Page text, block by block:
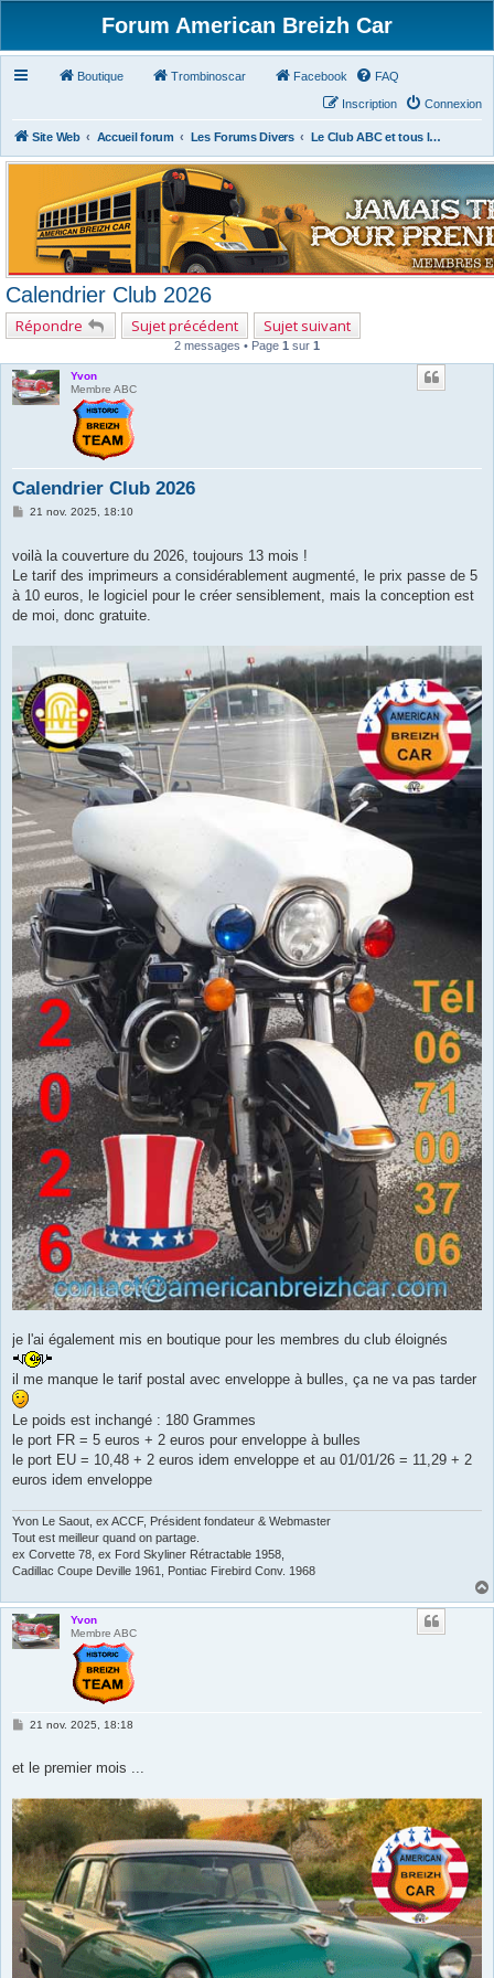
Forum American Breizh Car
Boutique Trombinoscar Facebook FAQ
Connexion
Inscription
Site Web Accueil forum Les Forums Divers Le Club ABC et tous les Autres
Calendrier Club 2026
Répondre Sujet précédent Sujet suivant
2 messages • Page 1 sur 1
Yvon
Membre ABC
Calendrier Club 2026
M
s
a
g
e
21 nov. 2025, 18:10
voilà la couverture du 2026, toujours 13 mois !
Le tarif des imprimeurs a considérablement augmenté, le prix passe de 5
à 10 euros, le logiciel pour le créer sensiblement, mais la conception est
de moi, donc gratuite.
je l'ai également mis en boutique pour les membres du club éloignés
il me manque le tarif postal avec enveloppe à bulles, ça ne va pas tarder
Le poids est inchangé : 180 Grammes
le port FR = 5 euros + 2 euros pour enveloppe à bulles
le port EU = 10,48 + 2 euros idem enveloppe et au 01/01/26 = 11,29 + 2
euros idem enveloppe
Yvon Le Saout, ex ACCF, Président fondateur & Webmaster
Tout est meilleur quand on partage.
ex Corvette 78, ex Ford Skyliner Rétractable 1958,
Cadillac Coupe Deville 1961, Pontiac Firebird Conv. 1968
Yvon
Membre ABC
M
s
a
e
21 nov. 2025, 18:18
et le premier mois ...